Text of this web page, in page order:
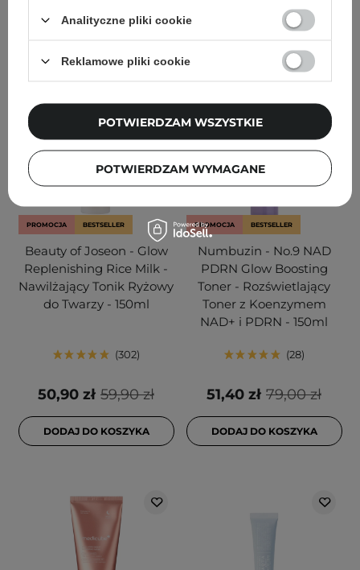
PROMOCJA BESTSELLER
Beauty of Joseon - Glow
Replenishing Rice Milk -
Nawilżający Tonik Ryżowy
do Twarzy - 150ml
302
59,90 zł
50,90 zł
DODAJ DO KOSZYKA
PROMOCJA BESTSELLER
Numbuzin - No.9 NAD
PDRN Glow Boosting
Toner - Rozświetlający
Toner z Koenzymem
NAD+ i PDRN - 150ml
28
79,00 zł
51,40 zł
DODAJ DO KOSZYKA
Analityczne pliki cookie
Reklamowe pliki cookie
POTWIERDZAM WYMAGANE
POTWIERDZAM WSZYSTKIE